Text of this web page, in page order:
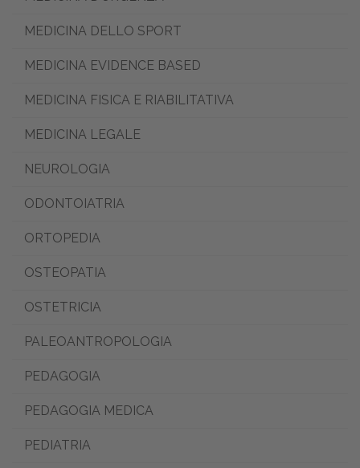
MEDICINA DELLO SPORT
MEDICINA EVIDENCE BASED
MEDICINA FISICA E RIABILITATIVA
MEDICINA LEGALE
NEUROLOGIA
ODONTOIATRIA
ORTOPEDIA
OSTEOPATIA
OSTETRICIA
PALEOANTROPOLOGIA
PEDAGOGIA
PEDAGOGIA MEDICA
PEDIATRIA